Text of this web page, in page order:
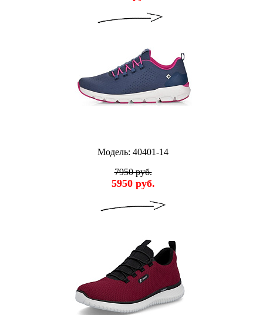
Модель: 40401-14
7950 руб.
5950 руб.